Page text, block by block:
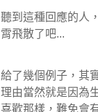
聽到這種回應的人
霄飛散了吧...
給了幾個例子，其
理由當然就是因為
喜歡那樣，難免會